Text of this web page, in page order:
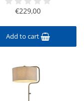
€229,00
Add to cart